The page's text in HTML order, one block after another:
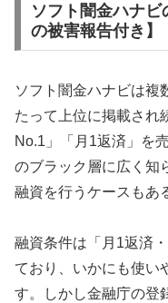
ソフト闇金ハナ
の被害報告付き】
ソフト闇金ハナビは複
たって上位に掲載され
No.1」「月1返済」を
のブラック層に広く知
融資を行うケースもあ
融資条件は「月1返済
ており、いかにも使い
す。しかし金融庁の登